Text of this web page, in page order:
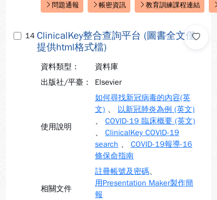
快速連結：
問題通報 帳密資訊 教育訓練課程連結
14 ClinicalKey整合查詢平台 (圖書全文僅
提供html格式檔)
資料類型：
資料庫
出版社/平臺：
Elsevier
使用說明
如何尋找新冠病毒的內容(英
文) 、 以新冠肺炎為例 (英文)
、 COVID-19 臨床概要 (英文)
、 ClinicalKey COVID-19
search 、 COVID-19報導-16
條保命指南
相關文件
註冊帳號及密碼、
用Presentation Maker製作簡
報